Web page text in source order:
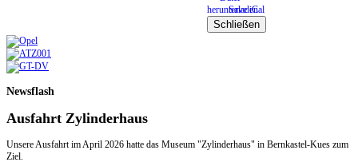
Save iCal
Schließen
Newsflash
Ausfahrt Zylinderhaus
Unsere Ausfahrt im April 2026 hatte das Museum "Zylinderhaus" in Bernkastel-Kues zum
Ziel.